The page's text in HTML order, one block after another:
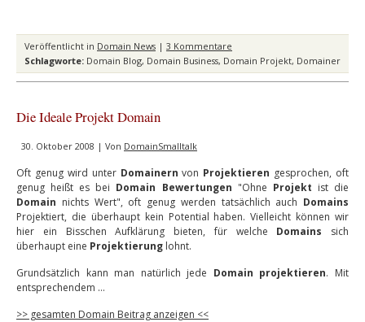
Veröffentlicht in Domain News | 3 Kommentare
Schlagworte: Domain Blog, Domain Business, Domain Projekt, Domainer
Die Ideale Projekt Domain
30. Oktober 2008 | Von DomainSmalltalk
Oft genug wird unter Domainern von Projektieren gesprochen, oft
genug heißt es bei Domain Bewertungen "Ohne Projekt ist die
Domain nichts Wert", oft genug werden tatsächlich auch Domains
Projektiert, die überhaupt kein Potential haben. Vielleicht können wir
hier ein Bisschen Aufklärung bieten, für welche Domains sich
überhaupt eine Projektierung lohnt.
Grundsätzlich kann man natürlich jede Domain projektieren. Mit
entsprechendem …
>> gesamten Domain Beitrag anzeigen <<